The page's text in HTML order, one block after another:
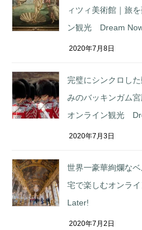
ィツィ美術館｜旅
ン観光 Dream
2020年7月8日
完璧にシンクロし
みのバッキンガム
オンライン観光
2020年7月3日
世界一豪華絢爛な
宅で楽しむオンラ
Later!
2020年7月2日